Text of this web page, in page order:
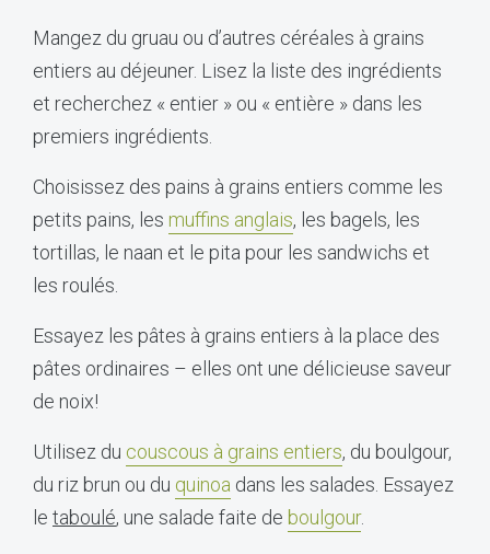
Mangez du gruau ou d’autres céréales à grains
entiers au déjeuner. Lisez la liste des ingrédients
et recherchez « entier » ou « entière » dans les
premiers ingrédients.
Choisissez des pains à grains entiers comme les
petits pains, les muffins anglais, les bagels, les
tortillas, le naan et le pita pour les sandwichs et
les roulés.
Essayez les pâtes à grains entiers à la place des
pâtes ordinaires – elles ont une délicieuse saveur
de noix!
Utilisez du couscous à grains entiers, du boulgour,
du riz brun ou du quinoa dans les salades. Essayez
le taboulé, une salade faite de boulgour.